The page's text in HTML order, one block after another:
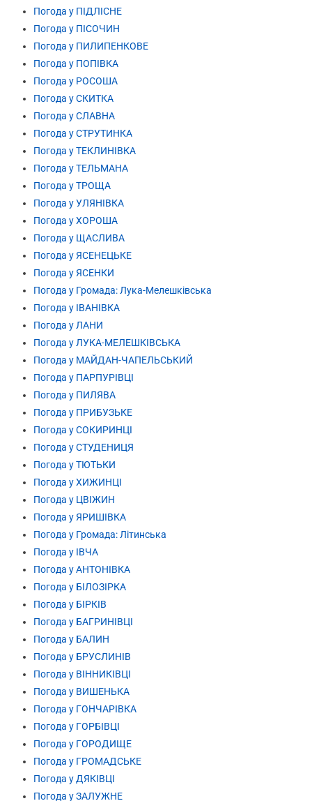
Погода у ПІДЛІСНЕ
Погода у ПІСОЧИН
Погода у ПИЛИПЕНКОВЕ
Погода у ПОПІВКА
Погода у РОСОША
Погода у СКИТКА
Погода у СЛАВНА
Погода у СТРУТИНКА
Погода у ТЕКЛИНІВКА
Погода у ТЕЛЬМАНА
Погода у ТРОЩА
Погода у УЛЯНІВКА
Погода у ХОРОША
Погода у ЩАСЛИВА
Погода у ЯСЕНЕЦЬКЕ
Погода у ЯСЕНКИ
Погода у Громада: Лука-Мелешківська
Погода у ІВАНІВКА
Погода у ЛАНИ
Погода у ЛУКА-МЕЛЕШКІВСЬКА
Погода у МАЙДАН-ЧАПЕЛЬСЬКИЙ
Погода у ПАРПУРІВЦІ
Погода у ПИЛЯВА
Погода у ПРИБУЗЬКЕ
Погода у СОКИРИНЦІ
Погода у СТУДЕНИЦЯ
Погода у ТЮТЬКИ
Погода у ХИЖИНЦІ
Погода у ЦВІЖИН
Погода у ЯРИШІВКА
Погода у Громада: Літинська
Погода у ІВЧА
Погода у АНТОНІВКА
Погода у БІЛОЗІРКА
Погода у БІРКІВ
Погода у БАГРИНІВЦІ
Погода у БАЛИН
Погода у БРУСЛИНІВ
Погода у ВІННИКІВЦІ
Погода у ВИШЕНЬКА
Погода у ГОНЧАРІВКА
Погода у ГОРБІВЦІ
Погода у ГОРОДИЩЕ
Погода у ГРОМАДСЬКЕ
Погода у ДЯКІВЦІ
Погода у ЗАЛУЖНЕ